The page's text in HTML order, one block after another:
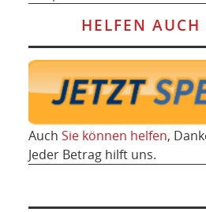
HELFEN AUCH
Auch Sie können helfen,
Jeder Betrag hilft uns.